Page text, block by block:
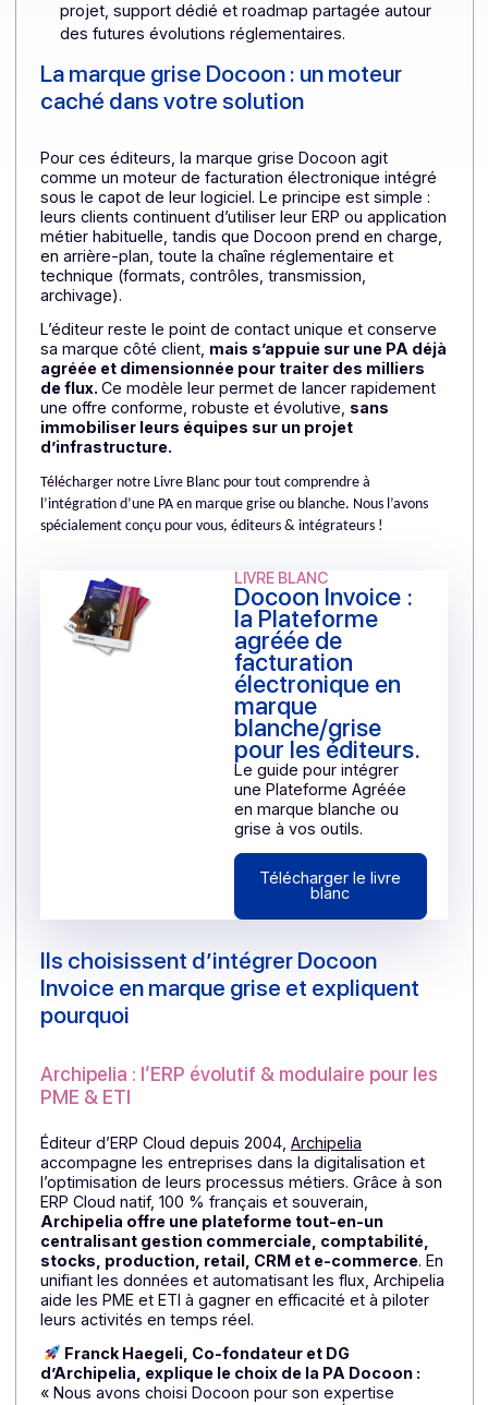
Une expérience client unifiée : leurs utilisateurs
restent dans leur ERP ou application métier. Un gain
de temps considérable pour les équipes.
Un partenariat de long terme : accompagnement
des futures évolutions réglementaires.
La marque grise Docoon : un moteur
caché dans votre solution
Pour ces éditeurs, la marque grise Docoon agit
comme un moteur de facturation électronique intégré
sous le capot de leur logiciel. Le principe est simple :
leurs clients continuent d’utiliser leur ERP ou
métier habituelle, tandis que Docoon prend en
en arrière-plan, toute la chaîne réglementaire et
technique (formats, contrôles, transmission,
archivage).
L’éditeur reste le point de contact unique et conserve
sa marque côté client,mais s’appuie sur une PA
agréée et dimensionnée pour traiter des milliers
une offre conforme, robuste et évolutive,
immobiliser leurs équipes sur un projet
d’infrastructure.
Télécharger notre Livre Blanc pour tout comprendre à
l’intégration d’une PA en marque grise ou blanche.Nous l’avons
spécialement conçu pour vous, éditeurs & intégrateurs !
LIVRE BLANC
Docoon Invoice
la Plateforme
agréée de
facturation
électronique en
marque
pour les éditeurs.
Le guide pour intégrer
une Plateforme Agréée
Ils choisissent d’intégrer Docoon
Invoice en marque grise et expliquent
pourquoi
Archipelia : l’ERP évolutif & modulaire pour les
PME & ETI
Éditeur d’ERP Cloud depuis 2004, Archipelia